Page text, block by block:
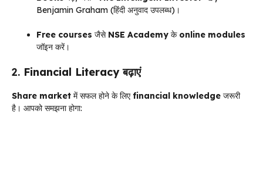
Benjamin Graham (हिंदी अनुवाद उपलब्ध)।
Free courses जैसे NSE Academy के online modules
जॉइन करें।
2. Financial Literacyबढ़ाएं
Share market में सफल होने के लिए financial knowledge जरूरी
है। आपको समझना होगा: